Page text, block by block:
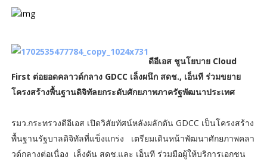
ดีอีเอส ชูนโยบาย Cloud
First ต่อยอดคลาวด์กลาง GDCC เล็งผนึก สดช., เอ็นที ร่วมขยาย
โครงสร้างพื้นฐานดิจิทัลยกระดับศักยภาพภาครัฐพัฒนาประเทศ
รมว.กระทรวงดีอีเอส เปิดวิสัยทัศน์หลังผลักดัน GDCC เป็นโครงสร้าง
พื้นฐานรัฐบาลดิจิทัลที่แข็งแกร่ง เตรียมเดินหน้าพัฒนาศักยภาพคลา
วด์กลางต่อเนื่อง เล็งดัน สดช.และ เอ็นที ร่วมมือผู้ให้บริการเอกชน